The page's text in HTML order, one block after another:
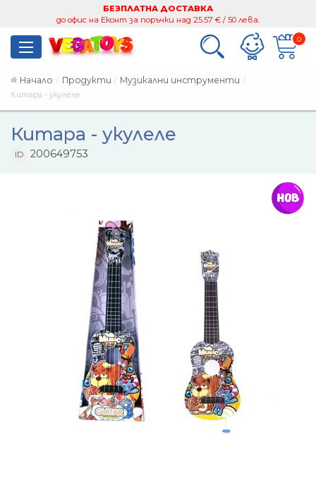
БЕЗПЛАТНА ДОСТАВКА
до офис на Еконт за поръчки над 25.57 € / 50 лева.
0
Начало Продукти Музикални инструменти
Китара - укулеле
Китара - укулеле
ID 200649753